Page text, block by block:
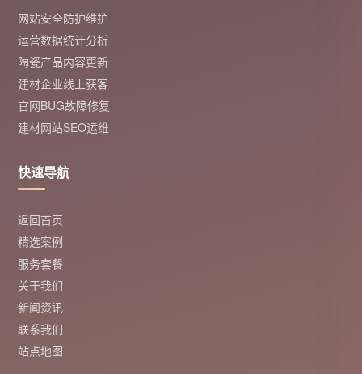
网站安全防护维护
运营数据统计分析
陶瓷产品内容更新
建材企业线上获客
官网BUG故障修复
建材网站SEO运维
快速导航
返回首页
精选案例
服务套餐
关于我们
新闻资讯
联系我们
站点地图